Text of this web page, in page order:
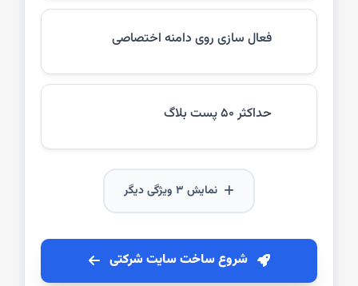
فعال سازی روی دامنه اختصاصی
حداکثر ۵۰ پست بلاگ
نمایش ۳ ویژگی دیگر
شروع ساخت سایت شرکتی